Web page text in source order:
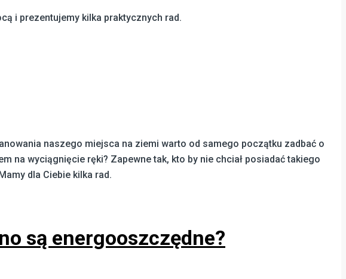
i prezentujemy kilka praktycznych rad.
naszego miejsca na ziemi warto od samego początku zadbać o
na wyciągnięcie ręki? Zapewne tak, kto by nie chciał posiadać takiego
dla Ciebie kilka rad.
są energooszczędne?